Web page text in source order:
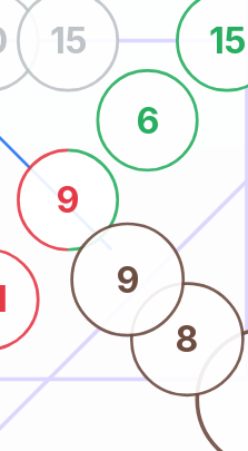
9
6
15
15
8
9